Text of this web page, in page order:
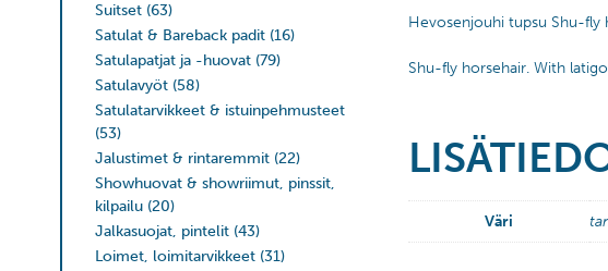
Suitset (63)
Satulat & Bareback padit (16)
Satulapatjat ja -huovat (79)
Satulavyöt (58)
Satulatarvikkeet & istuinpehmusteet
(53)
Jalustimet & rintaremmit (22)
Showhuovat & showriimut, pinssit,
kilpailu (20)
Jalkasuojat, pintelit (43)
Loimet, loimitarvikkeet (31)
Hevosenjouhi tupsu Shu-fly
Shu-fly horsehair. With
Väri